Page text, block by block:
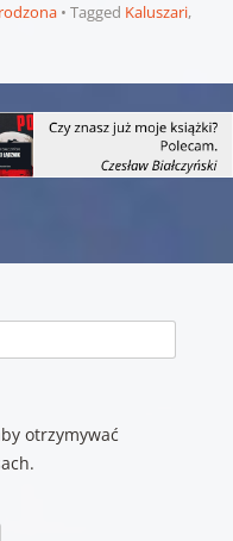
Tagged Kaluszari,
otrzymywać